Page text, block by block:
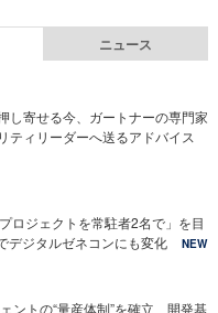
ニュース
し寄せる今、ガートナーの専門家
ティリーダーへ送るアドバイス
ロジェクトを常駐者2名で」を目
デジタルゼネコンにも変化
NEW
ントの“量産体制”を確立 開発基